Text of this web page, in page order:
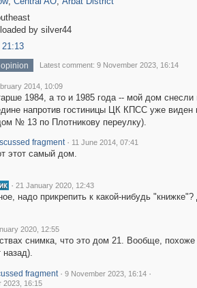
by silver44
Latest comment: 9 November 2023, 16:14
2014, 10:09
1984, а то и 1985 года -- мой дом снесли
напротив гостиницы ЦК КПСС уже виден
№ 13 по Плотникову переулку).
fragment · 11 June 2014, 07:41
этот самый дом.
· 21 January 2020, 12:43
надо прикрепить к какой-нибудь
2020, 12:55
снимка, что это дом 21. Вообще,
назад).
fragment · 9 November 2023, 16:14 ·
2023, 16:15